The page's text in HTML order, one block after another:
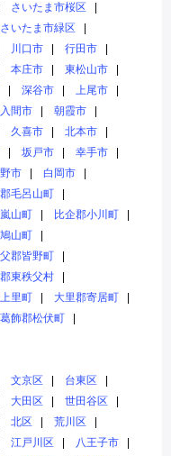
さいたま市桜区
さいたま市緑区
川口市
行田市
本庄市
東松山市
深谷市
上尾市
入間市
朝霞市
久喜市
北本市
坂戸市
幸手市
市
白岡市
毛呂山町
山町
比企郡小川町
山町
郡皆野町
東秩父村
里町
大里郡寄居町
飾郡松伏町
文京区
台東区
大田区
世田谷区
北区
荒川区
江戸川区
八王子市